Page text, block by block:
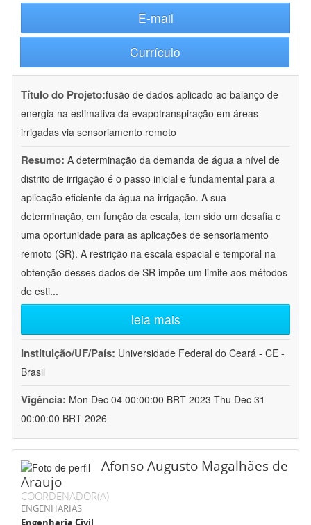
E-mail
Currículo
Título do Projeto:fusão de dados aplicado ao balanço de
energia na estimativa da evapotranspiração em áreas
irrigadas via sensoriamento remoto
Resumo: A determinação da demanda de água a nível de
distrito de irrigação é o passo inicial e fundamental para a
aplicação eficiente da água na irrigação. A sua
determinação, em função da escala, tem sido um desafia e
uma oportunidade para as aplicações de sensoriamento
remoto (SR). A restrição na escala espacial e temporal na
obtenção desses dados de SR impõe um limite aos métodos
de esti...
leia mais
Instituição/UF/País: Universidade Federal do Ceará - CE -
Brasil
Vigência: Mon Dec 04 00:00:00 BRT 2023-Thu Dec 31
00:00:00 BRT 2026
Afonso Augusto Magalhães de
Araujo
COORDENADOR(A)
ENGENHARIAS
Engenharia Civil